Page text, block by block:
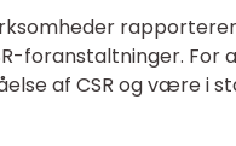
foranstaltninger. For
af CSR og være i